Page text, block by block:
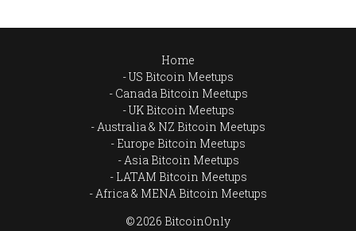
Home
US Bitcoin Meetups
Canada Bitcoin Meetups
UK Bitcoin Meetups
Australia & NZ Bitcoin Meetups
Europe Bitcoin Meetups
Asia Bitcoin Meetups
LATAM Bitcoin Meetups
Africa & MENA Bitcoin Meetups
© 2026 BitcoinOnly